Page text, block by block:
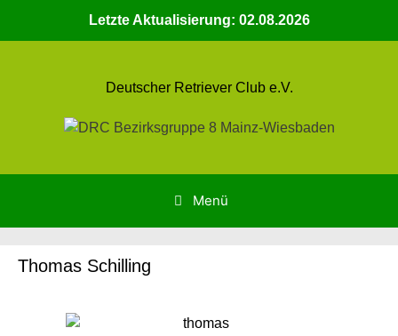
Letzte Aktualisierung: 02.08.2026
Deutscher Retriever Club e.V.
Menü
Thomas Schilling